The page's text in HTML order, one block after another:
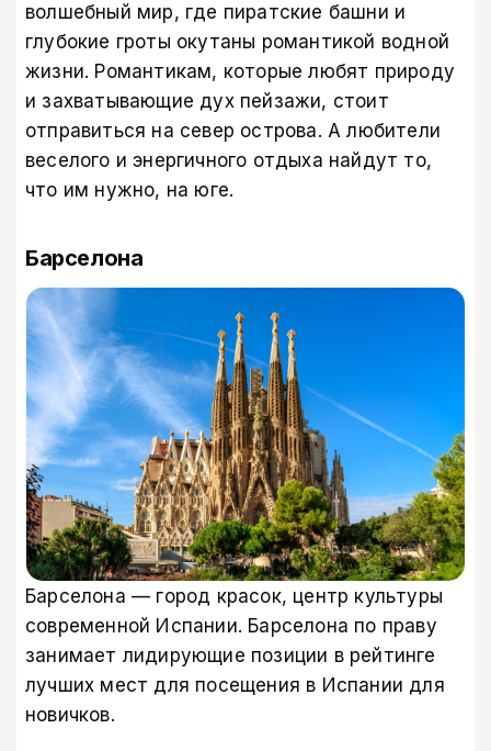
волшебный мир, где пиратские башни и
глубокие гроты окутаны романтикой водной
жизни. Романтикам, которые любят природу
и захватывающие дух пейзажи, стоит
отправиться на север острова. А любители
веселого и энергичного отдыха найдут то,
что им нужно, на юге.
Барселона
Барселона — город красок, центр культуры
современной Испании. Барселона по праву
занимает лидирующие позиции в рейтинге
лучших мест для посещения в Испании для
новичков.